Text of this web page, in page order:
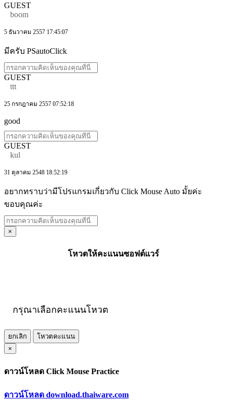
GUEST
boom
5 ธันวาคม 2557 17:45:07
มีครับ PSautoClick
GUEST
ttt
25 กรกฎาคม 2557 07:52:18
good
GUEST
kul
31 ตุลาคม 2548 18:52:19
อยากทราบว่ามีโปรแกรมเกี่ยวกับ Click Mouse Auto มั้ยค่ะ
ขอบคุณค่ะ
×
โหวตให้คะแนนซอฟต์แวร์
กรุณาเลือกคะแนนโหวต
ยกเลิก
โหวตคะแนน
×
ดาวน์โหลด Click Mouse Practice
ดาวน์โหลด download.thaiware.com